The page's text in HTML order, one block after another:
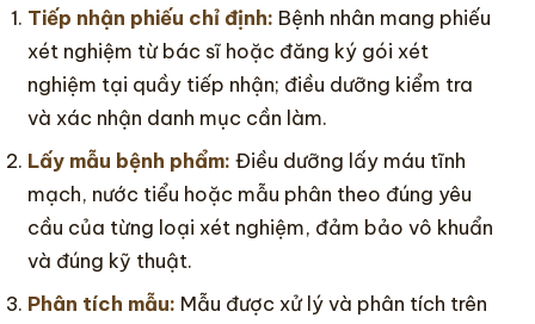
Tiếp nhận phiếu chỉ định: Bệnh nhân mang phiếu
xét nghiệm từ bác sĩ hoặc đăng ký gói xét
nghiệm tại quầy tiếp nhận; điều dưỡng kiểm tra
và xác nhận danh mục cần làm.
Lấy mẫu bệnh phẩm: Điều dưỡng lấy máu tĩnh
mạch, nước tiểu hoặc mẫu phân theo đúng yêu
cầu của từng loại xét nghiệm, đảm bảo vô khuẩn
và đúng kỹ thuật.
Phân tích mẫu: Mẫu được xử lý và phân tích trên